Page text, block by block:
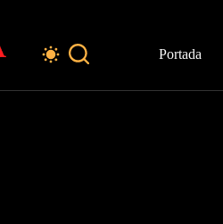
Portada